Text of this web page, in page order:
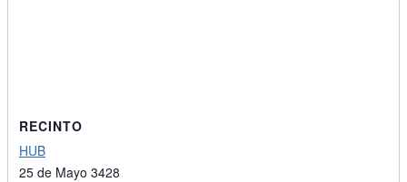
RECINTO
HUB
25 de Mayo 3428